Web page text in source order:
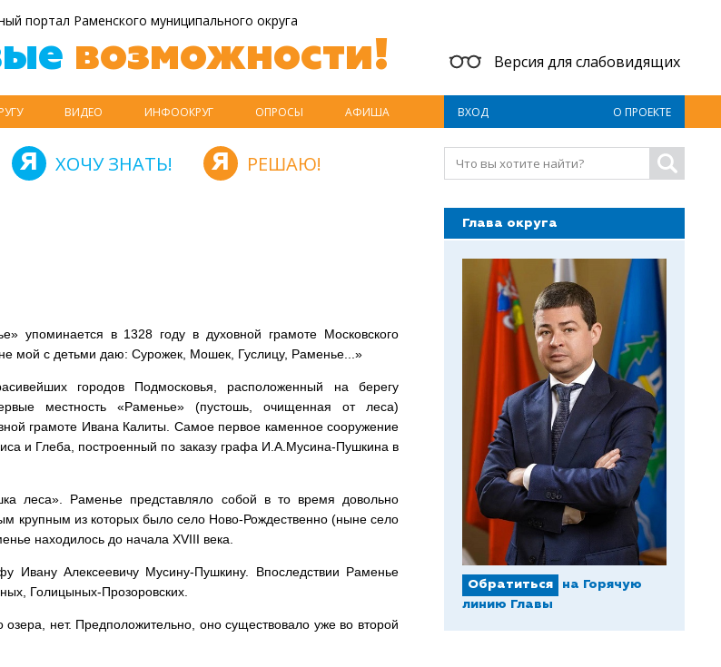
портал Раменского муниципального округа
возможности! Версия для слабовидящих
ВИДЕО ИНФООКРУГ ОПРОСЫ АФИША ВХОД О ПРОЕКТЕ
ХОЧУ ЗНАТЬ! РЕШАЮ!
упоминается в 1328 году в духовной грамоте Московского
мой с детьми даю: Сурожек, Мошек, Гуслицу, Раменье...»
городов Подмосковья, расположенный на берегу
местность «Раменье» (пустошь, очищенная от леса)
грамоте Ивана Калиты. Самое первое каменное сооружение
и Глеба, построенный по заказу графа И.А.Мусина-Пушкина в
леса». Раменье представляло собой в то время довольно
крупным из которых было село Ново-Рождественно (ныне село
находилось до начала XVIII века.
Алексеевичу Мусину-Пушкину. Впоследствии Раменье
Голицыных-Прозоровских.
нет. Предположительно, оно существовало уже во второй
Глава округа
Обратиться
на Горячую
линию Главы